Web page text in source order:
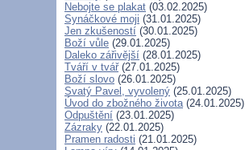
Nebojte se plakat (03.02.2025)
Synáčkové moji (31.01.2025)
Jen zkušeností (30.01.2025)
Boží vůle (29.01.2025)
Daleko zářivější (28.01.2025)
Tváří v tvář(27.01.2025)
Boží slovo (26.01.2025)
Svatý Pavel, vyvolený (25.01.2025)
Úvod do zbožného života(24.01.2025)
Odpuštění (23.01.2025)
Zázraky (22.01.2025)
Pramen radosti (21.01.2025)